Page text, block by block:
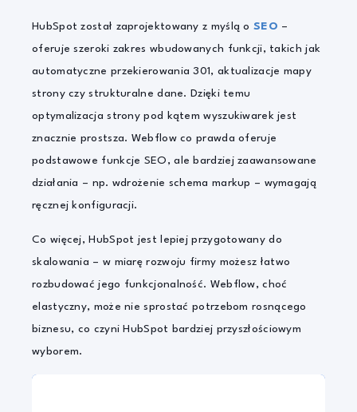
HubSpot został zaprojektowany z myślą o SEO –
oferuje szeroki zakres wbudowanych funkcji, takich jak
automatyczne przekierowania 301, aktualizacje mapy
strony czy strukturalne dane. Dzięki temu
optymalizacja strony pod kątem wyszukiwarek jest
znacznie prostsza. Webflow co prawda oferuje
podstawowe funkcje SEO, ale bardziej zaawansowane
działania – np. wdrożenie schema markup – wymagają
ręcznej konfiguracji.
Co więcej, HubSpot jest lepiej przygotowany do
skalowania – w miarę rozwoju firmy możesz łatwo
rozbudować jego funkcjonalność. Webflow, choć
elastyczny, może nie sprostać potrzebom rosnącego
biznesu, co czyni HubSpot bardziej przyszłościowym
wyborem.